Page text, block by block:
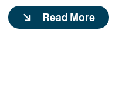
Read More